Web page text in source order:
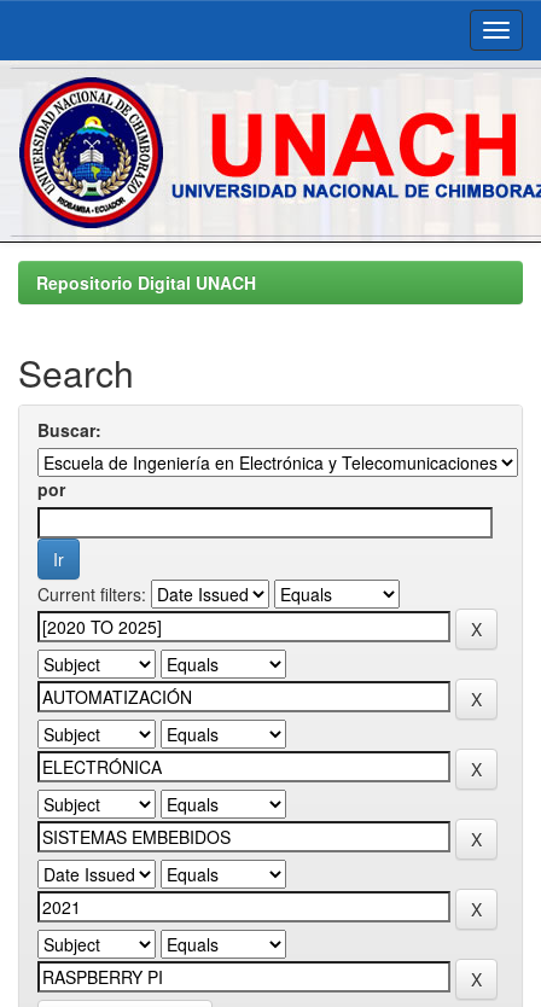
Skip
navigationRepositorio Digital UNACH
Search
Buscar:
por
Current filters: